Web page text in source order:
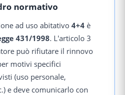
normativo
ad uso abitativo 4+4 è
431/1998. L'articolo 3
può rifiutare il rinnovo
motivi specifici
(uso personale,
e deve comunicarlo con